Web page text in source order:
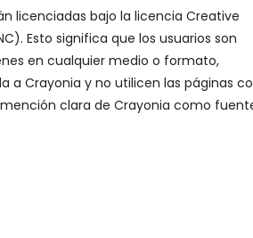
licenciadas bajo la licencia Creative
Esto significa que los usuarios son
en cualquier medio o formato,
a Crayonia y no utilicen las páginas
clara de Crayonia como